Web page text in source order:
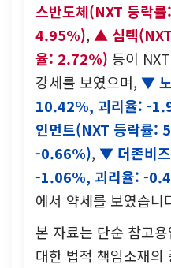
스반도체(NXT 등락
4.95%),
심텍
율: 2.72%) 등이
강세를 보였으며,
10.42%, 괴리율: -
인먼트(NXT 등락률:
-0.66%),
더존비
-1.06%, 괴리율: -
에서 약세를 보였습니
본 자료는 단순 참고
대한 법적 책임소재의